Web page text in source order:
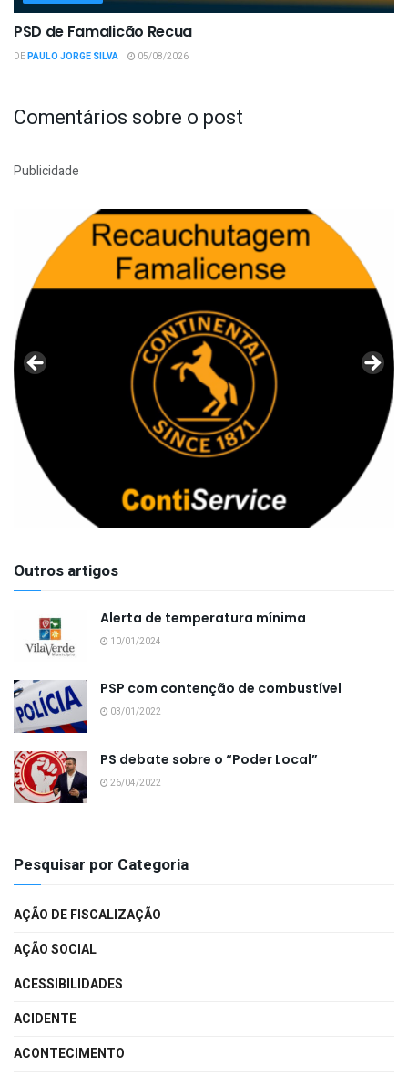
PSD de Famalicão Recua
DEPAULO JORGE SILVA 05/08/2026
Comentários sobre o post
Publicidade
Outros artigos
Alerta de temperatura mínima
10/01/2024
PSP com contenção de combustível
03/01/2022
PS debate sobre o “Poder Local”
26/04/2022
Pesquisar por Categoria
AÇÃO DE FISCALIZAÇÃO
AÇÃO SOCIAL
ACESSIBILIDADES
ACIDENTE
ACONTECIMENTO